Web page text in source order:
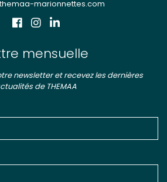
marionnettes.com
mensuelle
newsletter et recevez les dernières
de THEMAA